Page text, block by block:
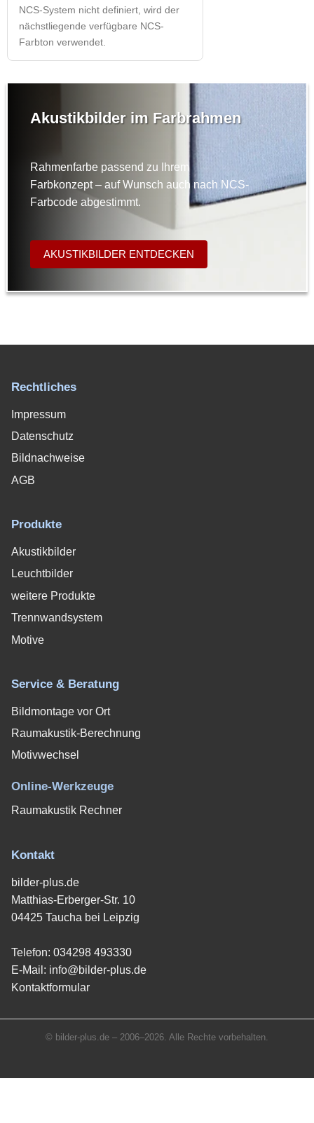
NCS-System nicht definiert, wird der
nächstliegende verfügbare NCS-
Farbton verwendet.
Akustikbilder im Farbrahmen
Rahmenfarbe passend zu Ihrem
Farbkonzept – auf Wunsch auch nach NCS-
Farbcode abgestimmt.
AKUSTIKBILDER ENTDECKEN
Rechtliches
Impressum
Datenschutz
Bildnachweise
AGB
Produkte
Akustikbilder
Leuchtbilder
weitere Produkte
Trennwandsystem
Motive
Service & Beratung
Bildmontage vor Ort
Raumakustik-Berechnung
Motivwechsel
Online-Werkzeuge
Raumakustik Rechner
Kontakt
bilder-plus.de
Matthias-Erberger-Str. 10
04425 Taucha bei Leipzig
Telefon: 034298 493330
E-Mail: info@bilder-plus.de
Kontaktformular
© bilder-plus.de – 2006–2026. Alle Rechte vorbehalten.